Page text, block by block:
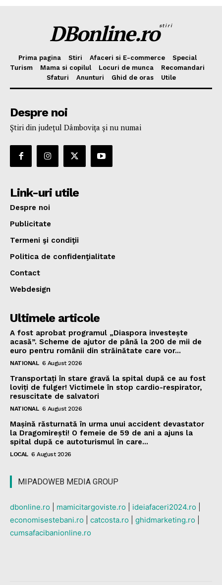
DBonline.rostiri
Prima pagina Stiri Afaceri si E-commerce
Special
Turism
Mama si copilul Locuri de munca
Recomandari
Sfaturi
Anunturi Ghid de oras Utile
Despre noi
Ştiri din judeţul Dâmboviţa şi nu numai
Link-uri utile
Despre noi
Publicitate
Termeni şi condiţii
Politica de confidenţialitate
Contact
Webdesign
Ultimele articole
A fost aprobat programul „Diaspora investește
acasă”. Scheme de ajutor de până la 200 de mii de
euro pentru românii din străinătate care vor...
NATIONAL 6 August 2026
Transportați în stare gravă la spital după ce au fost
loviți de fulger! Victimele în stop cardio-respirator,
resuscitate de salvatori
NATIONAL 6 August 2026
Mașină răsturnată în urma unui accident devastator
la Dragomirești! O femeie de 59 de ani a ajuns la
spital după ce autoturismul în care...
LOCAL 6 August 2026
MIPADOWEB MEDIA GROUP
dbonline.ro mamicitargoviste.ro ideiafaceri2024.ro
economisestebani.ro
catcosta.ro ghidmarketing.ro
cumsafacibanionline.ro